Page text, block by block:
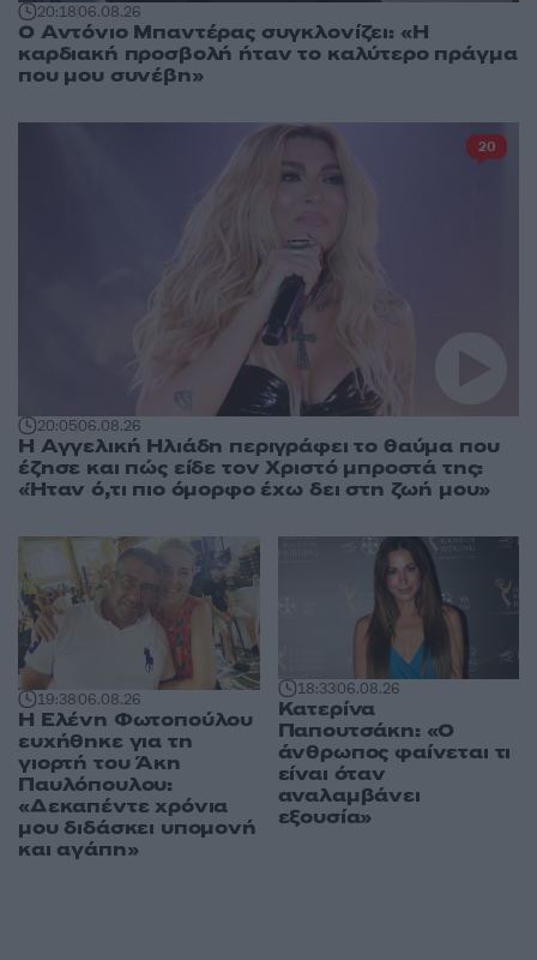
20:1806.08.26
Ο Αντόνιο Μπαντέρας συγκλονίζει: «Η
καρδιακή προσβολή ήταν το καλύτερο πράγμα
που μου συνέβη»
20:0506.08.26
Η Αγγελική Ηλιάδη περιγράφει το θαύμα που
έζησε και πώς είδε τον Χριστό μπροστά της:
«Ήταν ό,τι πιο όμορφο έχω δει στη ζωή μου»
20
19:3806.08.26
Η Ελένη Φωτοπούλου
ευχήθηκε για τη
γιορτή του Άκη
Παυλόπουλου:
«Δεκαπέντε χρόνια
μου διδάσκει υπομονή
και αγάπη»
18:3306.08.26
Κατερίνα
Παπουτσάκη: «Ο
άνθρωπος φαίνεται τι
είναι όταν
αναλαμβάνει
εξουσία»